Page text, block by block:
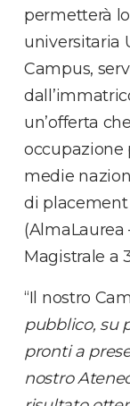
permetterà
universitaria
Campus,
un’offerta
occupazione
medie
di
(AlmaLaurea
Magistrale a
“Il nostro
pubblico, su
pronti a
nostro